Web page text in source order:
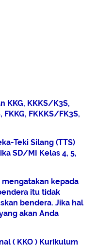
KKG, KKKS/K3S,
FKKG, FKKKS/FK3S,
Teki Silang (TTS)
SD/MI Kelas 4, 5,
kepada
itu tidak
bendera. Jika hal
akan Anda
( KKO ) Kurikulum